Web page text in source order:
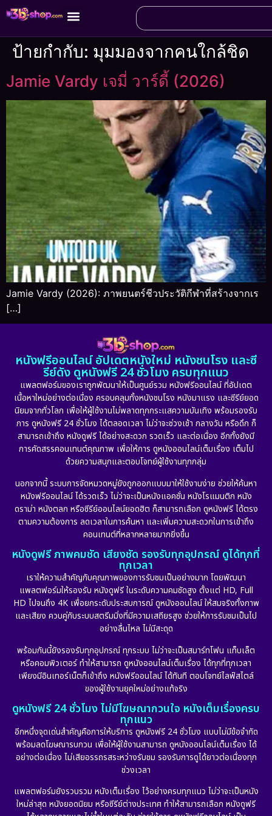
ป้ายกำกับ: มุมมองจากคนใกล้ชิด
Jamie Vardy เจมี่ วาร์ดี้ (2026)
Jamie Vardy (2026): ภาพยนตร์ชีวประวัติกีฬาที่สร้างจากเร
[…]
หนังฟรีออนไลน์ อัปเดตหนังใหม่ หนังชนโรง และซี
รีย์ดัง ดูหนังฟรี 24 ชั่วโมง ครบทุกแนว
แพลตฟอร์มของเราถูกพัฒนาให้เป็นศูนย์รวม หนังฟรีออนไลน์ ที่อัปเดต
เนื้อหาใหม่อย่างต่อเนื่อง ครอบคลุมทั้งหนังชนโรง หนังมาแรง และซีรีย์ยอด
นิยมจากทั่วโลก เพื่อให้ผู้ใช้งานไม่พลาดทุกกระแสความบันเทิง พร้อมรองรับ
การ ดูหนังฟรี 24 ชั่วโมง ได้ตลอดเวลา ไม่ว่าจะช่วงเช้า กลางวัน หรือดึก ก็
สามารถเข้าถึง หนังดูฟรี ได้อย่างสะดวก รวดเร็ว และต่อเนื่อง อีกทั้งยังมี
การคัดสรรคอนเทนต์คุณภาพ เพื่อให้การ ดูหนังออนไลน์เต็มเรื่อง เต็มไป
ด้วยความสนุกและตอบโจทย์ผู้ใช้งานทุกกลุ่ม
นอกจากนี้ ระบบการจัดหมวดหมู่ยังถูกออกแบบมาให้ใช้งานง่าย ช่วยให้ค้นหา
หนังฟรีออนไลน์ ได้รวดเร็ว ไม่ว่าจะเป็นหนังแอคชั่น หนังโรแมนติก หนัง
ดราม่า หนังตลก หรือซีรีย์ออนไลน์ยอดฮิต ก็สามารถเลือก ดูหนังฟรี ได้ตรง
ตามความต้องการ ลดเวลาในการค้นหา และเพิ่มความสะดวกในการเข้าถึง
คอนเทนต์ที่หลากหลายมากยิ่งขึ้น
หนังดูฟรี ภาพคมชัด เสียงชัด รองรับทุกอุปกรณ์ ดูได้ทุกที่
ทุกเวลา
เราให้ความสำคัญกับคุณภาพของการรับชมเป็นอย่างมาก โดยพัฒนา
แพลตฟอร์มให้รองรับ หนังดูฟรี ในระดับความคมชัดสูง ตั้งแต่ HD, Full
HD ไปจนถึง 4K เพื่อยกระดับประสบการณ์ ดูหนังออนไลน์ ให้สมจริงทั้งภาพ
และเสียง ควบคู่กับระบบสตรีมมิ่งที่มีความเสถียรสูง ช่วยให้การรับชมเป็นไป
อย่างลื่นไหล ไม่มีสะดุด
พร้อมกันนี้ยังรองรับทุกอุปกรณ์ ทุกระบบ ไม่ว่าจะเป็นสมาร์ทโฟน แท็บเล็ต
หรือคอมพิวเตอร์ ทำให้สามารถ ดูหนังออนไลน์เต็มเรื่อง ได้ทุกที่ทุกเวลา
เพียงมีอินเทอร์เน็ตก็เข้าถึง หนังฟรีออนไลน์ ได้ทันที ตอบโจทย์ไลฟ์สไตล์
ของผู้ใช้งานยุคใหม่อย่างแท้จริง
ดูหนังฟรี 24 ชั่วโมง ไม่มีโฆษณากวนใจ หนังเต็มเรื่องครบ
ทุกแนว
อีกหนึ่งจุดเด่นสำคัญคือการให้บริการ ดูหนังฟรี 24 ชั่วโมง แบบไม่มีข้อจำกัด
พร้อมลดโฆษณารบกวน เพื่อให้ผู้ใช้งานสามารถ ดูหนังออนไลน์เต็มเรื่อง ได้
อย่างต่อเนื่อง ไม่เสียอรรถรสระหว่างรับชม รองรับการดูได้ยาวต่อเนื่องทุก
ช่วงเวลา
แพลตฟอร์มยังรวบรวม หนังเต็มเรื่อง ไว้อย่างครบทุกแนว ไม่ว่าจะเป็นหนัง
ใหม่ล่าสุด หนังยอดนิยม หรือซีรีย์ต่างประเทศ ทำให้สามารถเลือก หนังดูฟรี